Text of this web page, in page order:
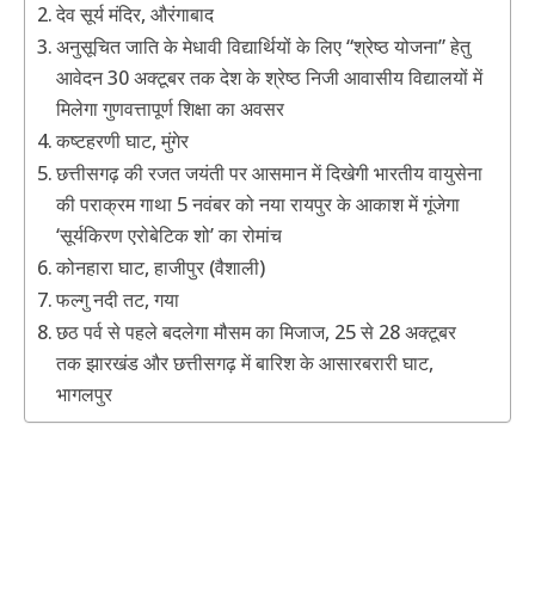
देव सूर्य मंदिर, औरंगाबाद
अनुसूचित जाति के मेधावी विद्यार्थियों के लिए “श्रेष्ठ योजना” हेतु
आवेदन 30 अक्टूबर तक देश के श्रेष्ठ निजी आवासीय विद्यालयों में
मिलेगा गुणवत्तापूर्ण शिक्षा का अवसर
कष्टहरणी घाट, मुंगेर
छत्तीसगढ़ की रजत जयंती पर आसमान में दिखेगी भारतीय वायुसेना
की पराक्रम गाथा 5 नवंबर को नया रायपुर के आकाश में गूंजेगा
‘सूर्यकिरण एरोबेटिक शो’ का रोमांच
कोनहारा घाट, हाजीपुर (वैशाली)
फल्गु नदी तट, गया
छठ पर्व से पहले बदलेगा मौसम का मिजाज, 25 से 28 अक्टूबर
तक झारखंड और छत्तीसगढ़ में बारिश के आसारबरारी घाट,
भागलपुर